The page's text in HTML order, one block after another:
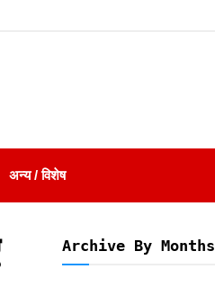
अन्य / विशेष
Archive By Months